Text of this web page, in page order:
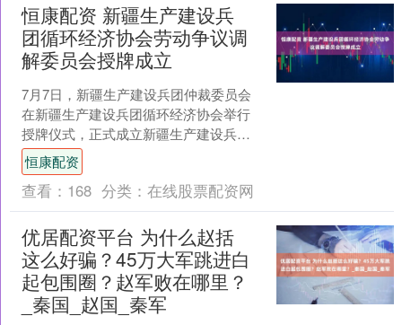
恒康配资 新疆生产建设兵
团循环经济协会劳动争议调
解委员会授牌成立
7月7日，新疆生产建设兵团仲裁委员会
在新疆生产建设兵团循环经济协会举行
授牌仪式，正式成立新疆生产建设兵团
循环经济协会劳动争议调解委员会。此
次授牌标志着兵团在劳动....
恒康配资
查看： 168 分类： 在线股票配资网
优居配资平台 为什么赵括
这么好骗？45万大军跳进白
起包围圈？赵军败在哪里？
_秦国_赵国_秦军